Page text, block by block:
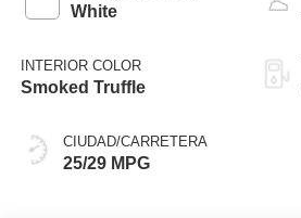
White
INTERIOR COLOR
Smoked Truffle
CIUDAD/CARRETERA
25/29 MPG